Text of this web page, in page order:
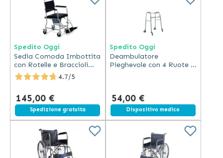
Spedito Oggi
Sedia Comoda Imbottita
con Rotelle e Braccioli
Ribaltabili
4.7/5
145,00 €
Spedizione gratuita
Spedito Oggi
Deambulatore
Pieghevole con 4 Ruote in
54,00 €
Spedizione gratuita
Dispositivo medico